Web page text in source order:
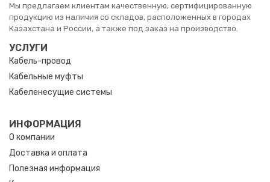
Мы предлагаем клиентам качественную, сертифицированную
продукцию из наличия со складов, расположенных в городах
Казахстана и России, а также под заказ на производство.
УСЛУГИ
Кабель-провод
Кабельные муфты
Кабеленесущие системы
ИНФОРМАЦИЯ
О компании
Доставка и оплата
Полезная информация